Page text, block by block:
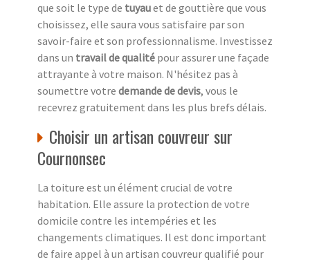
que soit le type de tuyauet de gouttière que vous
choisissez, elle saura vous satisfaire par son
savoir-faire et son professionnalisme. Investissez
dans un travail de qualité pour assurer une façade
attrayante à votre maison. N'hésitez pas à
soumettre votre demande de devis, vous le
recevrez gratuitement dans les plus brefs délais.
Choisir un artisan couvreur sur
Cournonsec
La toiture est un élément crucial de votre
habitation. Elle assure la protection de votre
domicile contre les intempéries et les
changements climatiques. Il est donc important
de faire appel à un artisan couvreur qualifié pour